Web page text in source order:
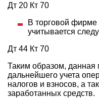
Дт 20 Кт 70
В торговой фирме
учитывается
Дт 44 Кт 70
Таким образом, данная
дальнейшего учета
налогов и взносов, а
заработанных средств.